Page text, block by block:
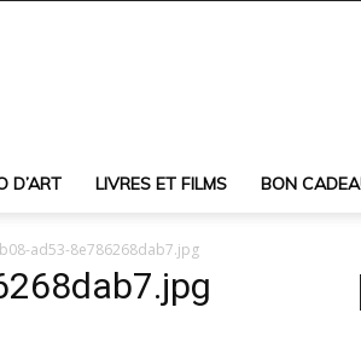
D’ART LIVRES ET FILMS BON
ad53-8e786268dab7.jpg